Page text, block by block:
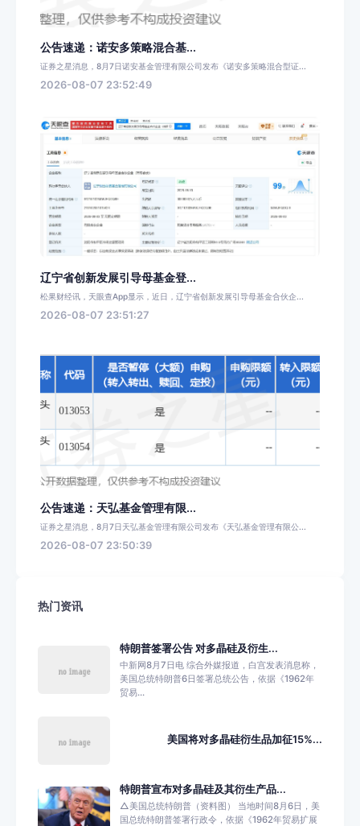
公告速递：诺安多策略混合基...
证券之星消息，8月7日诺安基金管理有限公司发布《诺安多策略混合型证...
2026-08-07 23:52:49
辽宁省创新发展引导母基金登...
松果财经讯，天眼查App显示，近日，辽宁省创新发展引导母基金合伙企...
2026-08-07 23:51:27
公告速递：天弘基金管理有限...
证券之星消息，8月7日天弘基金管理有限公司发布《天弘基金管理有限公...
2026-08-07 23:50:39
热门资讯
特朗普签署公告 对多晶硅及衍生...
中新网8月7日电 综合外媒报道，白宫发表消息称，
美国总统特朗普6日签署总统公告，依据《1962年
贸易...
美国将对多晶硅衍生品加征15%...
特朗普宣布对多晶硅及其衍生产品...
△美国总统特朗普（资料图） 当地时间8月6日，美
国总统特朗普签署行政令，依据《1962年贸易扩展